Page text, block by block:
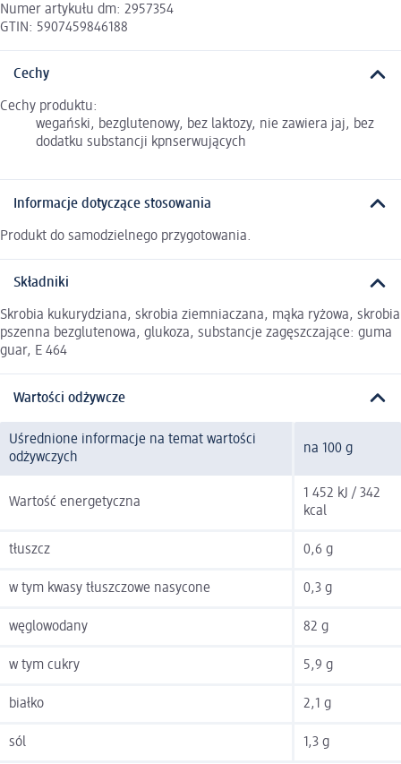
Numer artykułu dm: 2957354
GTIN: 5907459846188
Cechy
Cechy produktu:
wegański, bezglutenowy, bez laktozy, nie zawiera jaj, bez
dodatku substancji kpnserwujących
Informacje dotyczące stosowania
Produkt do samodzielnego przygotowania.
Składniki
Skrobia kukurydziana, skrobia ziemniaczana, mąka ryżowa, skrobia
pszenna bezglutenowa, glukoza, substancje zagęszczające: guma
guar, E 464
Wartości odżywcze
Uśrednione informacje na temat wartości
odżywczych
na 100 g
Wartość energetyczna
1 452 kJ / 342
kcal
tłuszcz 0,6 g
w tym kwasy tłuszczowe nasycone 0,3 g
węglowodany 82 g
w tym cukry 5,9 g
białko 2,1 g
sól 1,3 g